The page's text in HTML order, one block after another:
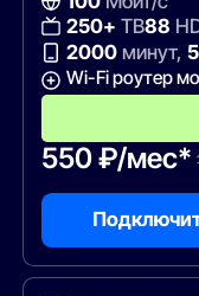
250+ ТВ88
2000минут,
Wi-Fi роутер
550 ₽/мес*